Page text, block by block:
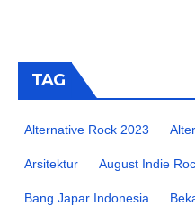
TAG
Alternative Rock 2023
Arsitektur August Indie
Bang Japar Indonesia